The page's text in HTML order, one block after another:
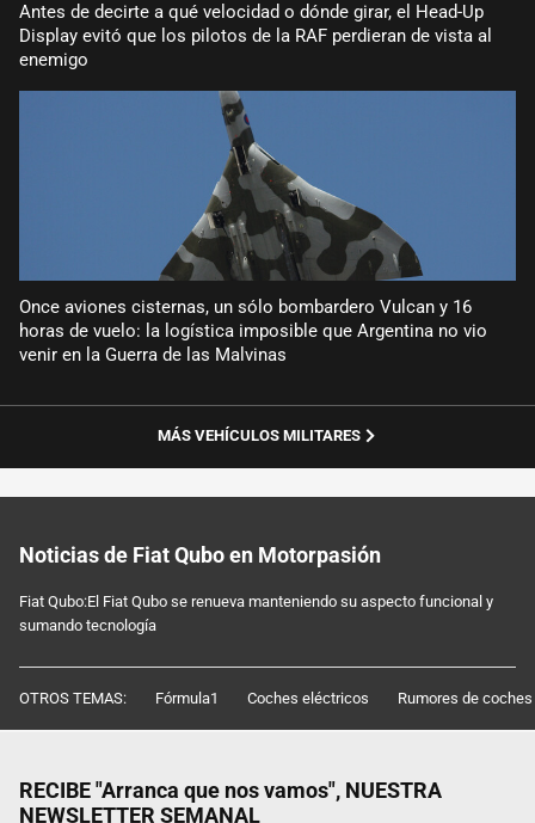
Antes de decirte a qué velocidad o dónde girar, el Head-Up
Display evitó que los pilotos de la RAF perdieran de vista al
enemigo
Once aviones cisternas, un sólo bombardero Vulcan y 16
horas de vuelo: la logística imposible que Argentina no vio
venir en la Guerra de las Malvinas
MÁS VEHÍCULOS MILITARES
Noticias de Fiat Qubo en Motorpasión
Fiat Qubo:El Fiat Qubo se renueva manteniendo su aspecto funcional y
sumando tecnología
OTROS TEMAS: Fórmula1 Coches eléctricos Rumores de coches
RECIBE "Arranca que nos vamos", NUESTRA
NEWSLETTER SEMANAL